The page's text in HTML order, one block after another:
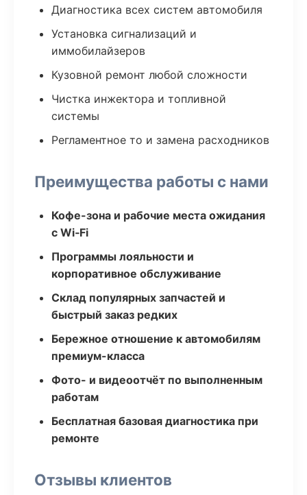
Диагностика всех систем автомобиля
Установка сигнализаций и
иммобилайзеров
Кузовной ремонт любой сложности
Чистка инжектора и топливной
системы
Регламентное то и замена расходников
Преимущества работы с нами
Кофе-зона и рабочие места ожидания
с Wi‑Fi
Программы лояльности и
корпоративное обслуживание
Склад популярных запчастей и
быстрый заказ редких
Бережное отношение к автомобилям
премиум-класса
Фото- и видеоотчёт по выполненным
работам
Бесплатная базовая диагностика при
ремонте
Отзывы клиентов